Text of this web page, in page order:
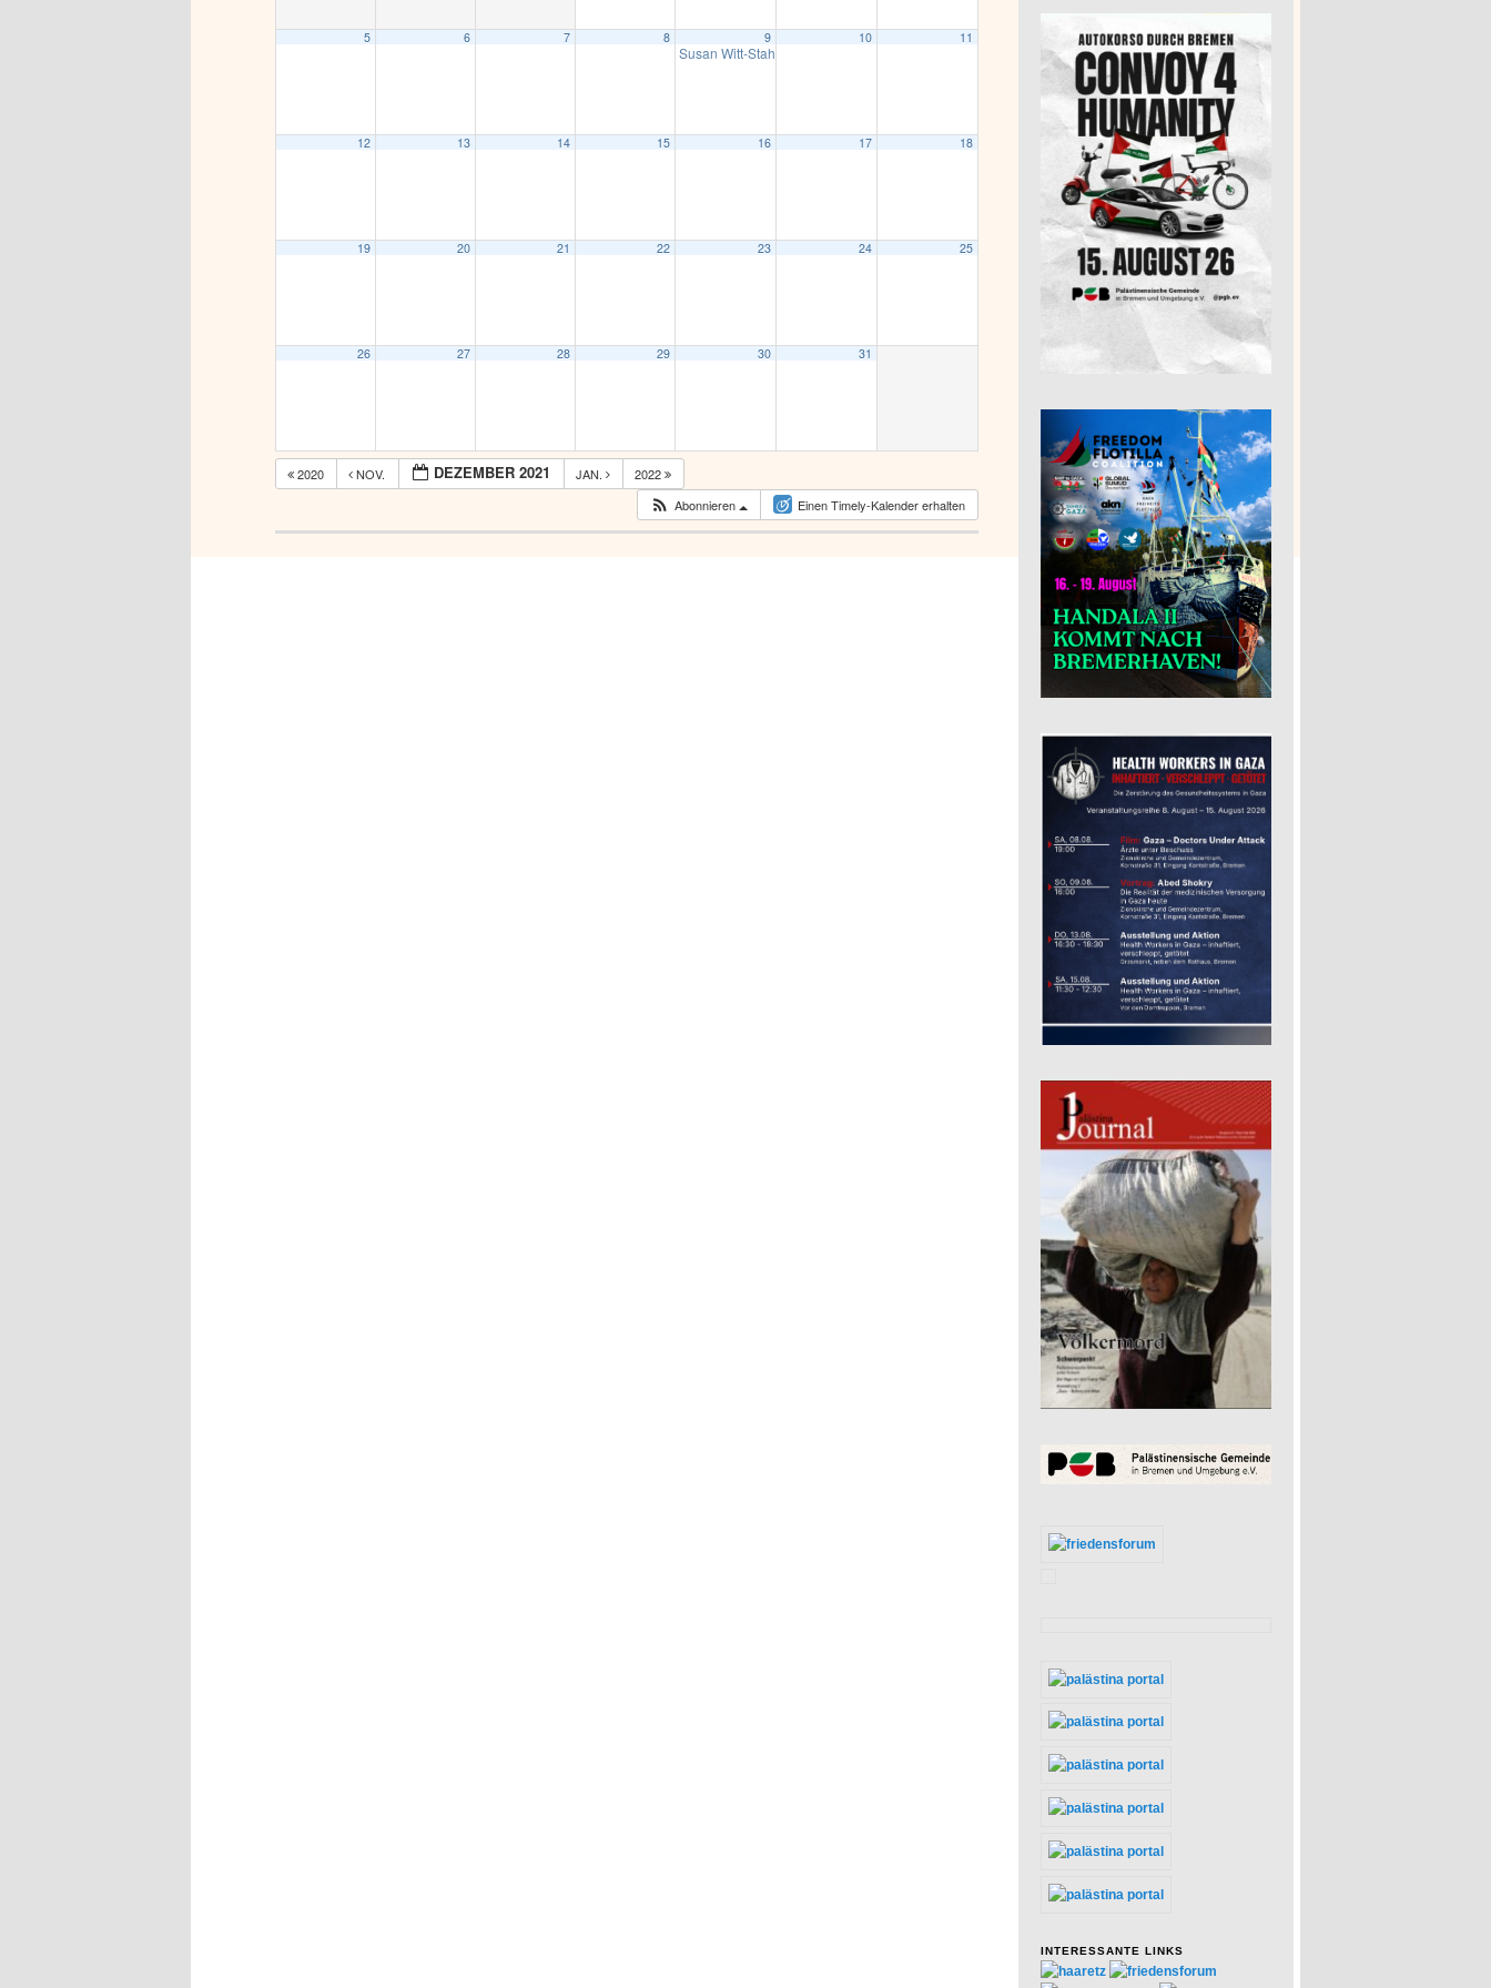
5 6 7 8 9
Susan Witt-Stahl: „Zeit der Verleumder“
10 11
12 13 14 15 16 17 18
19 20 21 22 23 24 25
26 27 28 29 30 31
2020 NOV. DEZEMBER 2021 JAN.
2022
Abonnieren
Einen Timely-Kalender erhalten
INTERESSANTE LINKS